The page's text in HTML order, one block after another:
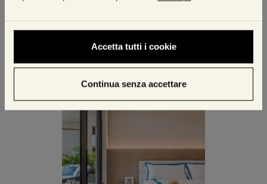
Accetta tutti i cookie
Continua senza accettare